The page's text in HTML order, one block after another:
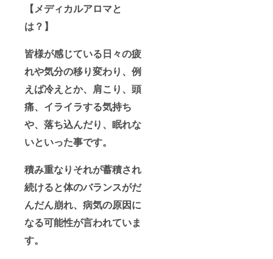
【メディカルアロマと
は？】
皆様が感じている日々の疲
れや気分の移り変わり、例
えば冷えとか、肩こり、頭
痛、イライラする気持ち
や、落ち込んだり、眠れな
いといった事です。
積み重なりそれが蓄積され
続けると体のバランスがだ
んだん崩れ、病気の原因に
なる可能性が言われていま
す。